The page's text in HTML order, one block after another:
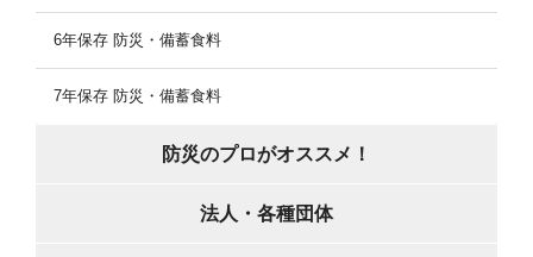
6年保存 防災・備蓄食料
7年保存 防災・備蓄食料
防災のプロがオススメ！
法人・各種団体